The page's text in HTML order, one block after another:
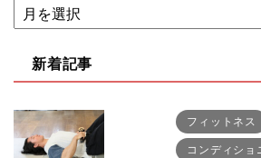
新着記事
フィットネス
コンディショ